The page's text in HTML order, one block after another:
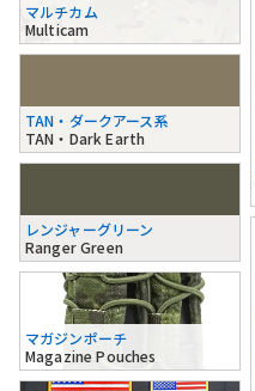
マルチカム
Multicam
TAN・ダークアース系
TAN・Dark Earth
レンジャーグリーン
Ranger Green
マガジンポーチ
Magazine Pouches